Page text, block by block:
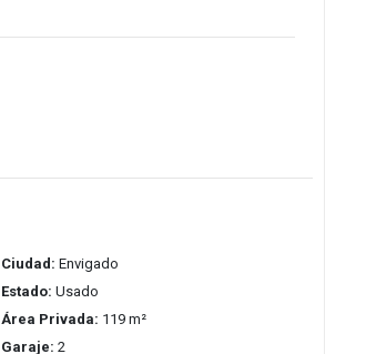
Ciudad: Envigado
Estado: Usado
Área Privada: 119 m²
Garaje: 2